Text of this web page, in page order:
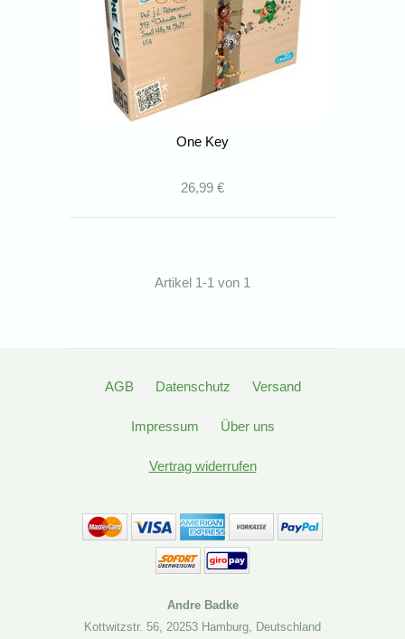
One Key
26,99 €
Artikel 1-1 von 1
AGB Datenschutz Versand
Impressum Über uns
Vertrag widerrufen
Andre Badke
Kottwitzstr. 56, 20253 Hamburg, Deutschland